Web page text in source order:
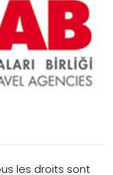
les droits sont